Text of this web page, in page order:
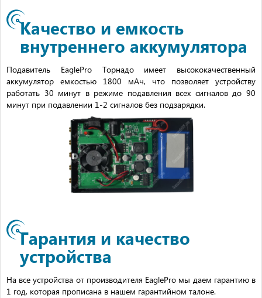
Качество и емкость
внутреннего аккумулятора
Подавитель EaglePro Торнадо имеет высококачественный
аккумулятор емкостью 1800 мАч, что позволяет устройству
работать 30 минут в режиме подавления всех сигналов до 90
минут при подавлении 1-2 сигналов без подзарядки.
Гарантия и качество
устройства
На все устройства от производителя EaglePro мы даем гарантию в
1 год, которая прописана в нашем гарантийном талоне.